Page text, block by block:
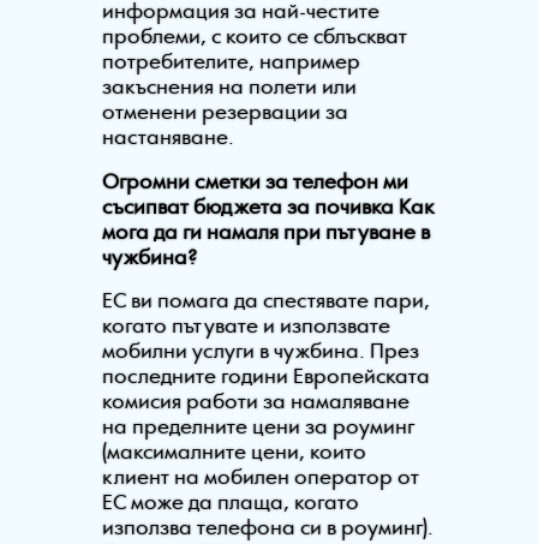
информация за най-честите
проблеми, с които се сблъскват
потребителите, например
закъснения на полети или
отменени резервации за
настаняване.
Огромни сметки за телефон ми
съсипват бюджета за почивка Как
мога да ги намаля при пътуване в
чужбина?
ЕС ви помага да спестявате пари,
когато пътувате и използвате
мобилни услуги в чужбина. През
последните години Европейската
комисия работи за намаляване
на пределните цени за роуминг
(максималните цени, които
клиент на мобилен оператор от
ЕС може да плаща, когато
използва телефона си в роуминг).